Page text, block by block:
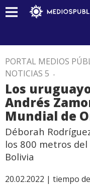
PORTAL MEDIOS
NOTICIAS 5 .
Los
Andrés
Mundial de
Déborah
los 800 metros
Bolivia
20.02.2022 | tiempo